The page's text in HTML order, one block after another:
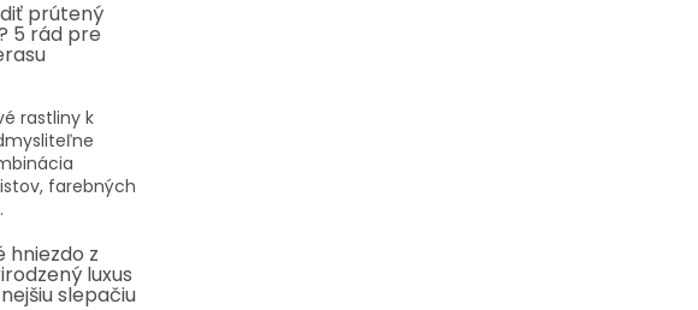
prútený
5 rád pre
rastliny k
farebných
hniezdo z
luxus
slepačiu